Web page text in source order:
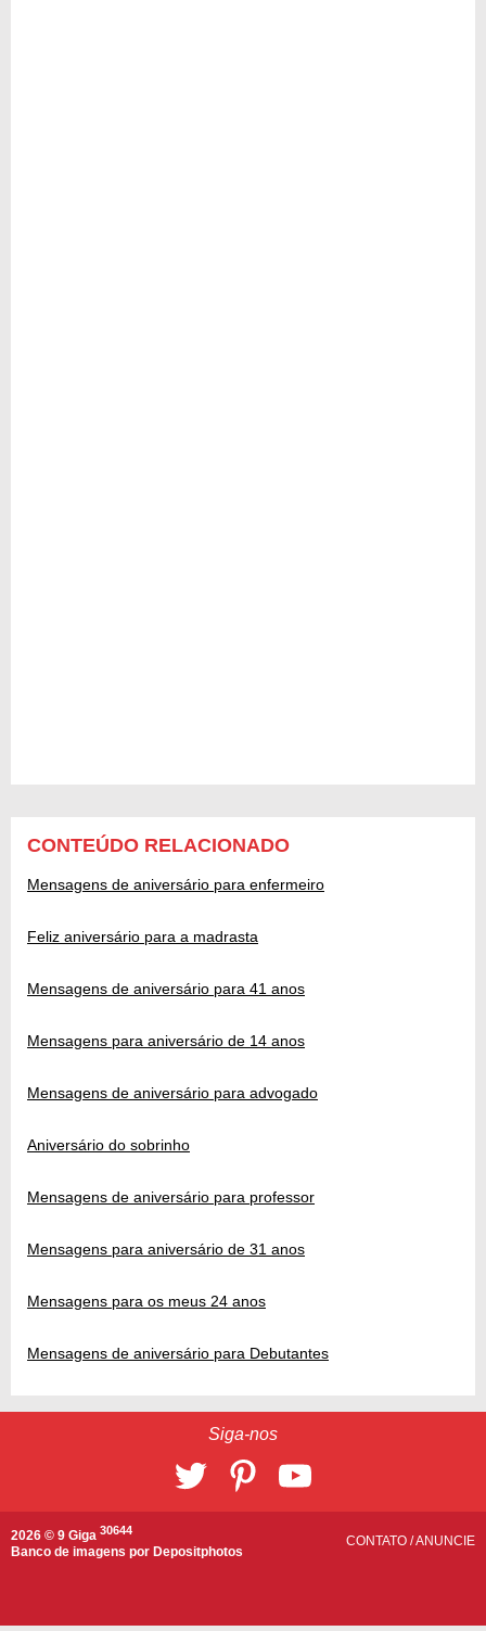
CONTEÚDO RELACIONADO
Mensagens de aniversário para enfermeiro
Feliz aniversário para a madrasta
Mensagens de aniversário para 41 anos
Mensagens para aniversário de 14 anos
Mensagens de aniversário para advogado
Aniversário do sobrinho
Mensagens de aniversário para professor
Mensagens para aniversário de 31 anos
Mensagens para os meus 24 anos
Mensagens de aniversário para Debutantes
Siga-nos
2026 © 9 Giga 30644
Banco de imagens por Depositphotos
CONTATO /ANUNCIE